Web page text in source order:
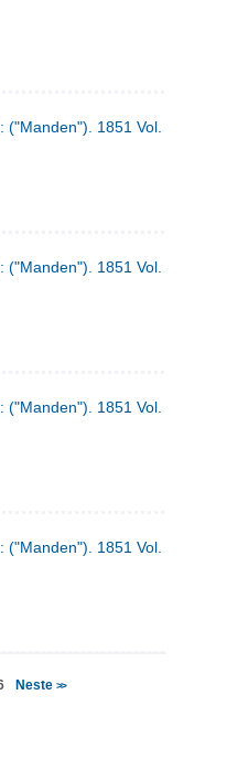
1851 Vol. 1 Nr. 3
1851 Vol. 2 Nr. 4
1851 Vol. 2 Nr. 6
1851 Vol. 1 Nr. 6
Neste>>